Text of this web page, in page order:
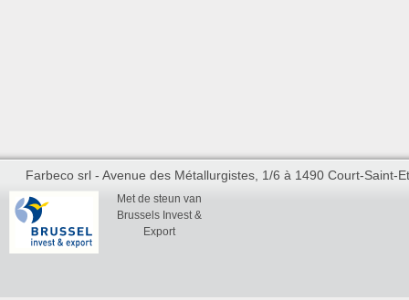
Farbeco srl - Avenue des Métallurgistes, 1/6 à 1490 Court-Saint-
Met de steun van
Brussels Invest &
Export